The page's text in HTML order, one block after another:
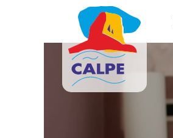
Pasar al contenido principal